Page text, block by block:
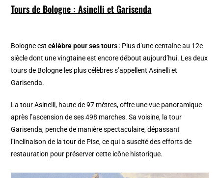
Tours de Bologne : Asinelli et Garisenda
Bologne estcélèbre pour ses tours : Plus d’une centaine au 12e
siècle dont une vingtaine est encore débout aujourd’hui. Les deux
tours de Bologne les plus célèbres s’appellent Asinelli et
Garisenda.
La tour Asinelli, haute de 97 mètres, offre une vue panoramique
après l’ascension de ses 498 marches. Sa voisine, la tour
Garisenda, penche de manière spectaculaire, dépassant
l’inclinaison de la tour de Pise, ce qui a suscité des efforts de
restauration pour préserver cette icône historique.